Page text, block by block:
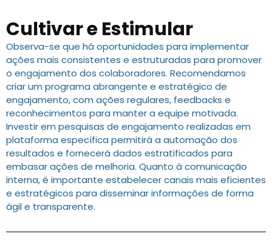
Cultivar e Estimular
Observa-se que há oportunidades para implementar
ações mais consistentes e estruturadas para promover
o engajamento dos colaboradores. Recomendamos
criar um programa abrangente e estratégico de
engajamento, com ações regulares, feedbacks e
reconhecimentos para manter a equipe motivada.
Investir em pesquisas de engajamento realizadas em
plataforma específica permitirá a automação dos
resultados e fornecerá dados estratificados para
embasar ações de melhoria. Quanto à comunicação
interna, é importante estabelecer canais mais eficientes
e estratégicos para disseminar informações de forma
ágil e transparente.